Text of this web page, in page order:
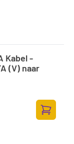
Kabel -
(V) naar
Zum